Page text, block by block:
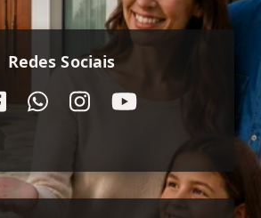
Redes Sociais